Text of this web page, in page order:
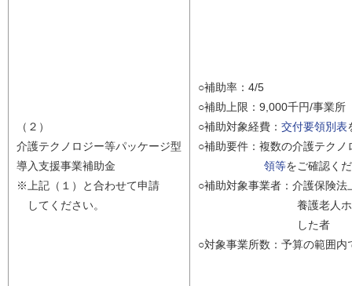
（２）
介護テクノロジー等パッケージ型
導入支援事業補助金
※上記（１）と合わせて申請
してください。
○補助率：4/5
○補助上限：9,000千円/事業所
○補助対象経費： 交付要領別表
○補助要件：複数の介護テク
領等をご確認く
○補助対象事業者：介護保険
養護老人ホーム、軽
した者
○対象事業所数：予算の範囲